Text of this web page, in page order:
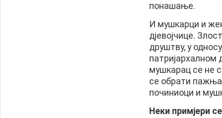
понашање.
И мушкарци и
дјевојчице.
друштву, у
патријархалном
мушкарац се не
се обрати
починиоци и
Неки примјери